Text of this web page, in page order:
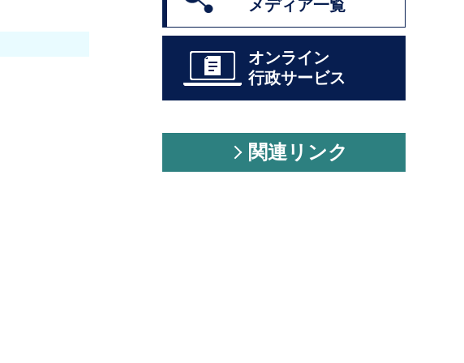
メディア一覧
オンライン
行政サービス
関連リンク